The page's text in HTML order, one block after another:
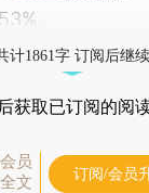
。
计1861字 订阅后继
后获取已订阅的阅
员
文
订阅/会员